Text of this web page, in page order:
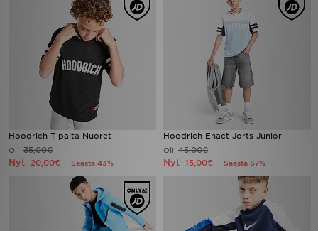
Hoodrich T-paita Nuoret
Oli35,00€
Nyt 20,00€ Säästä 43%
Hoodrich Enact Jorts Junior
Oli45,00€
Nyt 15,00€ Säästä 67%